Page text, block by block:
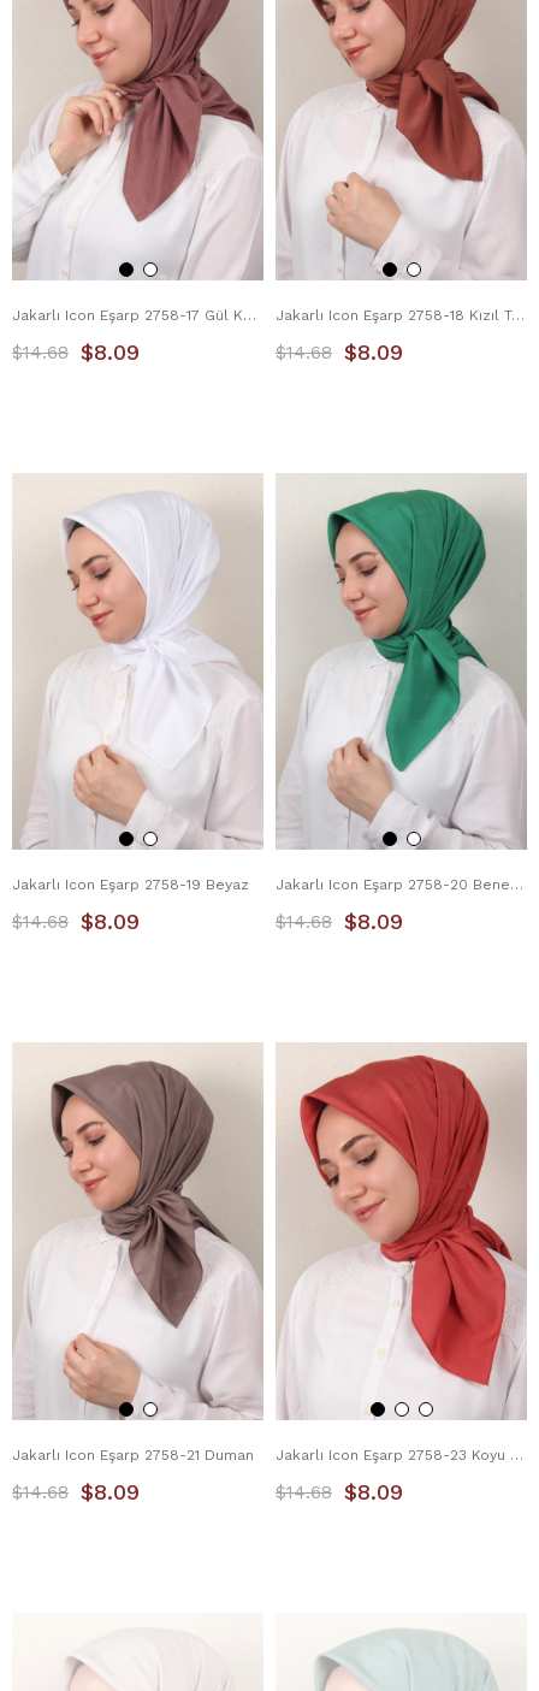
Jakarlı Icon Eşarp 2758-17 Gül Kurusu
$8.09
$14.68
Jakarlı Icon Eşarp 2758-18 Kızıl Toprak
$8.09
$14.68
Jakarlı Icon Eşarp 2758-19 Beyaz
$8.09
$14.68
Jakarlı Icon Eşarp 2758-20 Benetton
$8.09
$14.68
Jakarlı Icon Eşarp 2758-21 Duman
$8.09
$14.68
Jakarlı Icon Eşarp 2758-23 Koyu Şeftali
$8.09
$14.68